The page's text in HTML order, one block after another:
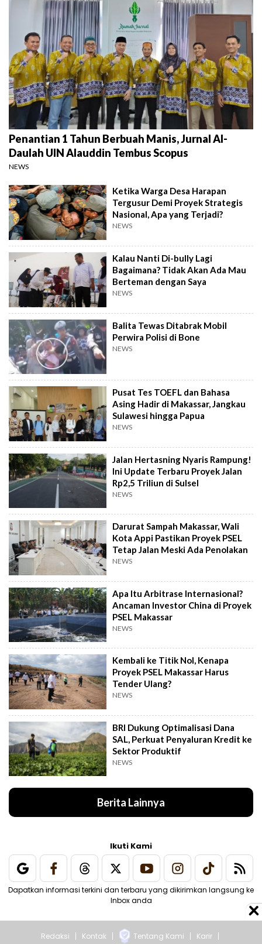
Penantian 1 Tahun Berbuah Manis, Jurnal Al-
Daulah UIN Alauddin Tembus Scopus
NEWS
Ketika Warga Desa Harapan
Tergusur Demi Proyek Strategis
Nasional, Apa yang Terjadi?
NEWS
Kalau Nanti Di-bully Lagi
Bagaimana? Tidak Akan Ada Mau
Berteman dengan Saya
NEWS
Balita Tewas Ditabrak Mobil
Perwira Polisi di Bone
NEWS
Pusat Tes TOEFL dan Bahasa
Asing Hadir di Makassar, Jangkau
Sulawesi hingga Papua
NEWS
Jalan Hertasning Nyaris Rampung!
Ini Update Terbaru Proyek Jalan
Rp2,5 Triliun di Sulsel
NEWS
Darurat Sampah Makassar, Wali
Kota Appi Pastikan Proyek PSEL
Tetap Jalan Meski Ada Penolakan
NEWS
Apa Itu Arbitrase Internasional?
Ancaman Investor China di Proyek
PSEL Makassar
NEWS
Kembali ke Titik Nol, Kenapa
Proyek PSEL Makassar Harus
Tender Ulang?
NEWS
BRI Dukung Optimalisasi Dana
SAL, Perkuat Penyaluran Kredit ke
Sektor Produktif
NEWS
Berita Lainnya
Ikuti Kami
Dapatkan informasi terkini dan terbaru yang dikirimkan langsung ke
Inbox anda
Redaksi Kontak Tentang Kami
Karir